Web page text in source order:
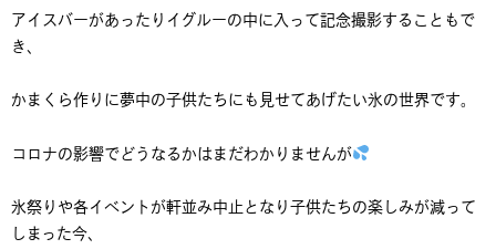
アイスバーがあったりイグルーの中に入って記念撮影することもで
き、
かまくら作りに夢中の子供たちにも見せてあげたい氷の世界です。
コロナの影響でどうなるかはまだわかりませんが
氷祭りや各イベントが軒並み中止となり子供たちの楽しみが減って
しまった今、